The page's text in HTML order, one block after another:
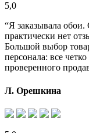
5,0
“Я заказывала обои.
практически нет
Большой выбор
персонала: все
проверенного
Л. Орешкина